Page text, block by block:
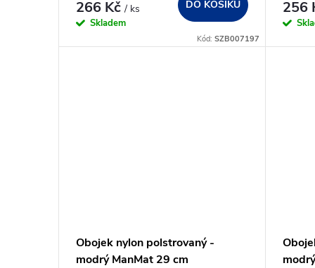
d
266 Kč/ ks
Skladem
DO KOŠÍKU
Kód:SZB007197
256
Obojek nylon polstrovaný -
modrý ManMat 29 cm